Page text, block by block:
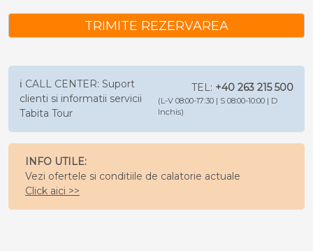
TRIMITE REZERVAREA
ℹ️ CALL CENTER: Suport
clienti si informatii servicii
Tabita Tour
TEL: +40 263 215 500
(L-V 08:00-17:30 | S 08:00-10:00 | D
Inchis)
INFO UTILE:
Vezi ofertele si conditiile de calatorie actuale
Click aici >>